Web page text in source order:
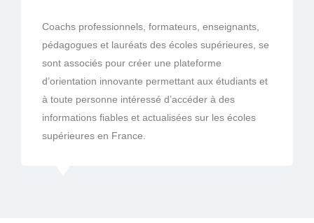
Coachs professionnels, formateurs, enseignants,
pédagogues et lauréats des écoles supérieures, se
sont associés pour créer une plateforme
d’orientation innovante permettant aux étudiants et
à toute personne intéressé d’accéder à des
informations fiables et actualisées sur les écoles
supérieures en France.